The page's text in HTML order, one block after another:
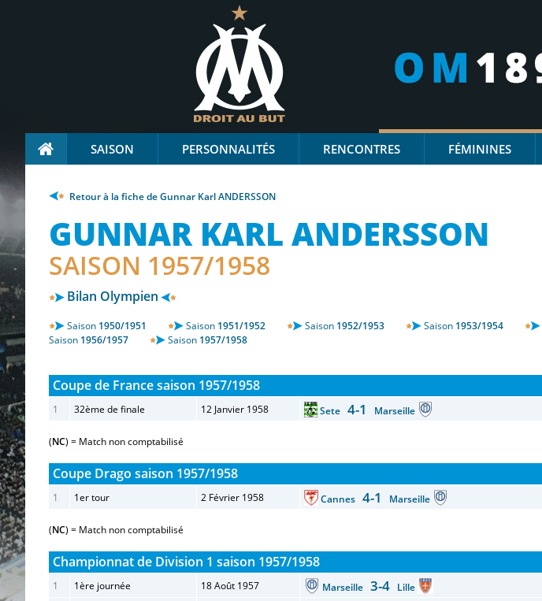
SAISON PERSONNALITÉS RENCONTRES FÉMININES
Retour à la fiche de Gunnar Karl ANDERSSON
GUNNAR KARL ANDERSSON
SAISON 1957/1958
Bilan Olympien
Saison 1950/1951 Saison 1951/1952 Saison 1952/1953 Saison 1953/1954
Saison 1956/1957 Saison 1957/1958
Coupe de France saison 1957/1958
1 32ème de finale 12 Janvier 1958 Sete 4-1 Marseille
(NC) = Match non comptabilisé
Coupe Drago saison 1957/1958
1 1er tour 2 Février 1958 Cannes 4-1 Marseille
(NC) = Match non comptabilisé
Championnat de Division 1 saison 1957/1958
1 1ère journée 18 Août 1957 Marseille 3-4 Lille